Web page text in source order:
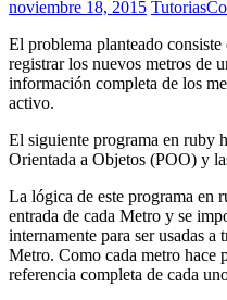
noviembre 18, 2015
El problema planteado
registrar los nuevos metros de
información completa de los
activo.
El siguiente programa en ruby
Orientada a Objetos (POO) y
La lógica de este programa en
entrada de cada Metro y se
internamente para ser usadas a
Metro. Como cada metro hace
referencia completa de cada